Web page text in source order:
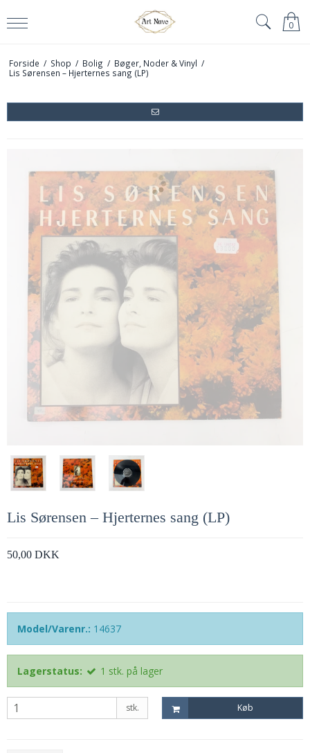
0
Forside / Shop / Bolig / Bøger, Noder & Vinyl /
Lis Sørensen – Hjerternes sang (LP)
Lis Sørensen – Hjerternes sang (LP)
50,00 DKK
Model/Varenr.: 14637
Lagerstatus: 1 stk. på lager
stk. Køb